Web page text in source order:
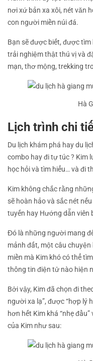
nơi xứ bản xa xôi, nét văn
con người miền núi đá.
Bạn sẽ được biết, được
trải nghiệm thật thú vị và
mạn, thơ mộng, trekking
Hà
Lịch trình chi
Du lịch khám phá hay du
combo hay đi tự túc ? Kim
học hỏi và tìm hiểu… và đi
Kim không chắc rằng
sẽ hoàn hảo và sắc nét
tuyến hay Hướng dẫn viên
Đó là những người mang
mảnh đất, một câu
miền mà Kim khó có thể
thông tin điện tử nào hiện
Bởi vậy, Kim đã chọn đi
người xa lạ”, được “hợp lý
hơn hết Kim khá “nhẹ
của Kim như sau: